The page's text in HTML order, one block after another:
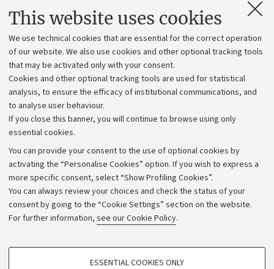
This website uses cookies
We use technical cookies that are essential for the correct operation
of our website. We also use cookies and other optional tracking tools
that may be activated only with your consent.
Cookies and other optional tracking tools are used for statistical
analysis, to ensure the efficacy of institutional communications, and
to analyse user behaviour.
If you close this banner, you will continue to browse using only
essential cookies.
You can provide your consent to the use of optional cookies by
activating the “Personalise Cookies” option. If you wish to express a
more specific consent, select “Show Profiling Cookies”.
You can always review your choices and check the status of your
consent by going to the “Cookie Settings” section on the website.
For further information, see our Cookie Policy.
PROFILING COOKIES - OPTIONAL
ESSENTIAL COOKIES ONLY
Contacts and certified e-mail (PEC)
Administrative divisions
Work with us
Alumni community
Strategic plan
University budgets
Calls and competitions
Transparent administration
Appeals lodged
Merchandising - UniboStore
Website and accessibility information
Accessibility statement